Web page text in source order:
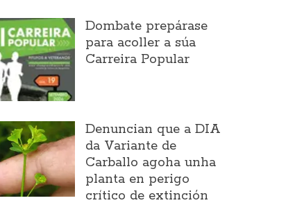
Dombate prepárase
para acoller a súa
Carreira Popular
Denuncian que a DIA
da Variante de
Carballo agoha unha
planta en perigo
crítico de extinción